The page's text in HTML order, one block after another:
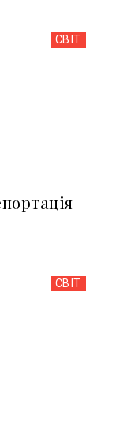
СВІТ
СВІТ